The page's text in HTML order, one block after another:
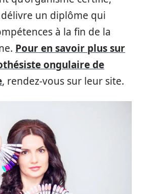
délivre un diplôme qui
à la fin de la
Pour en savoir plus sur
ongulaire de
, rendez-vous sur leur site.